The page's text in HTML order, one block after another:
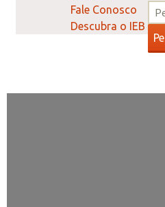
Fale Conosco
Descubra o IEB